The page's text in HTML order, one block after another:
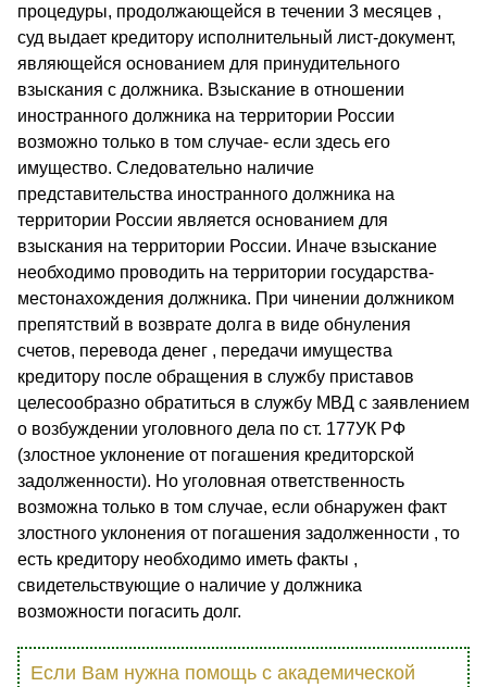
процедуры, продолжающейся в течении 3 месяцев ,
суд выдает кредитору исполнительный лист-документ,
являющейся основанием для принудительного
взыскания с должника. Взыскание в отношении
иностранного должника на территории России
возможно только в том случае- если здесь его
имущество. Следовательно наличие
представительства иностранного должника на
территории России является основанием для
взыскания на территории России. Иначе взыскание
необходимо проводить на территории государства-
местонахождения должника. При чинении должником
препятствий в возврате долга в виде обнуления
счетов, перевода денег , передачи имущества
кредитору после обращения в службу приставов
целесообразно обратиться в службу МВД с заявлением
о возбуждении уголовного дела по ст. 177УК РФ
(злостное уклонение от погашения кредиторской
задолженности). Но уголовная ответственность
возможна только в том случае, если обнаружен факт
злостного уклонения от погашения задолженности , то
есть кредитору необходимо иметь факты ,
свидетельствующие о наличие у должника
возможности погасить долг.
Если Вам нужна помощь с академической